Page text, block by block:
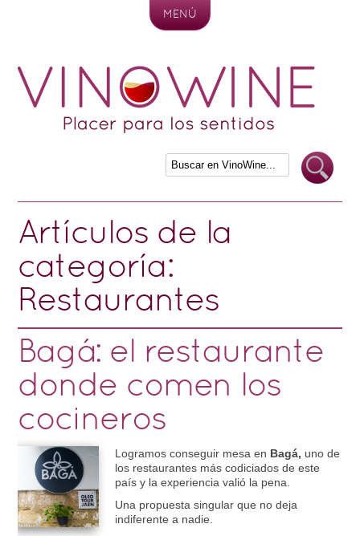
MENÚ
Artículos de la
categoría:
Restaurantes
Bagá: el restaurante
donde comen los
cocineros
Logramos conseguir mesa en Bagá, uno de
los restaurantes más codiciados de este
país y la experiencia valió la pena.
Una propuesta singular que no deja
indiferente a nadie.